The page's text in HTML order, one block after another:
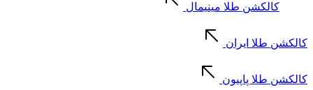
کالکشن طلا مینیمال
کالکشن طلا ایران
کالکشن طلا پاپیون